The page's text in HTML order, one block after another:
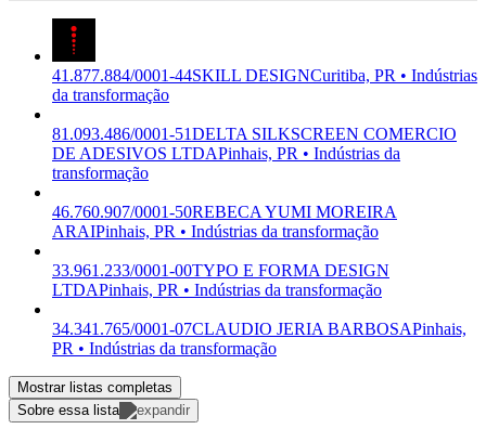
41.877.884/0001-44SKILL DESIGNCuritiba, PR • Indústrias
da transformação
81.093.486/0001-51DELTA SILKSCREEN COMERCIO
DE ADESIVOS LTDAPinhais, PR • Indústrias da
transformação
46.760.907/0001-50REBECA YUMI MOREIRA
ARAIPinhais, PR • Indústrias da transformação
33.961.233/0001-00TYPO E FORMA DESIGN
LTDAPinhais, PR • Indústrias da transformação
34.341.765/0001-07CLAUDIO JERIA BARBOSAPinhais,
PR • Indústrias da transformação
Mostrar listas completas
Sobre essa lista